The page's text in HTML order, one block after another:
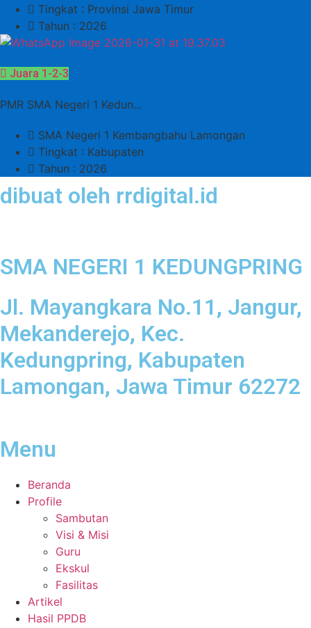
Tingkat : Provinsi Jawa Timur
Tahun : 2026
Juara 1-2-3
PMR SMA Negeri 1 Kedun...
SMA Negeri 1 Kembangbahu Lamongan
Tingkat : Kabupaten
Tahun : 2026
dibuat oleh rrdigital.id
SMA NEGERI 1 KEDUNGPRING
Jl. Mayangkara No.11, Jangur,
Mekanderejo, Kec.
Kedungpring, Kabupaten
Lamongan, Jawa Timur 62272
Menu
Beranda
Profile
Sambutan
Visi & Misi
Guru
Ekskul
Fasilitas
Artikel
Hasil PPDB